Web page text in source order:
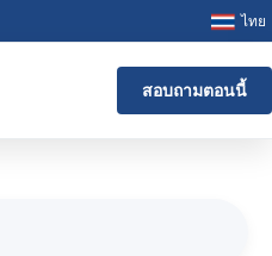
ไทย
สอบถามตอนนี้